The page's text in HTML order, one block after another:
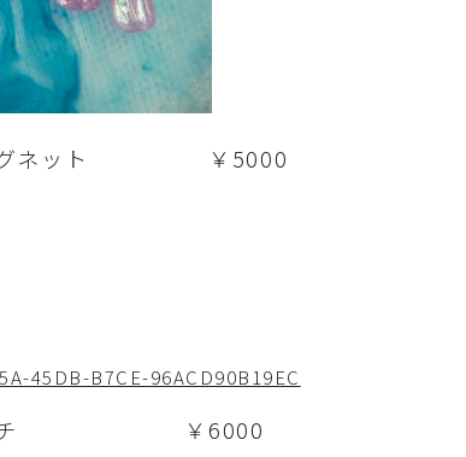
グネット ￥5000
ンチ ￥6000